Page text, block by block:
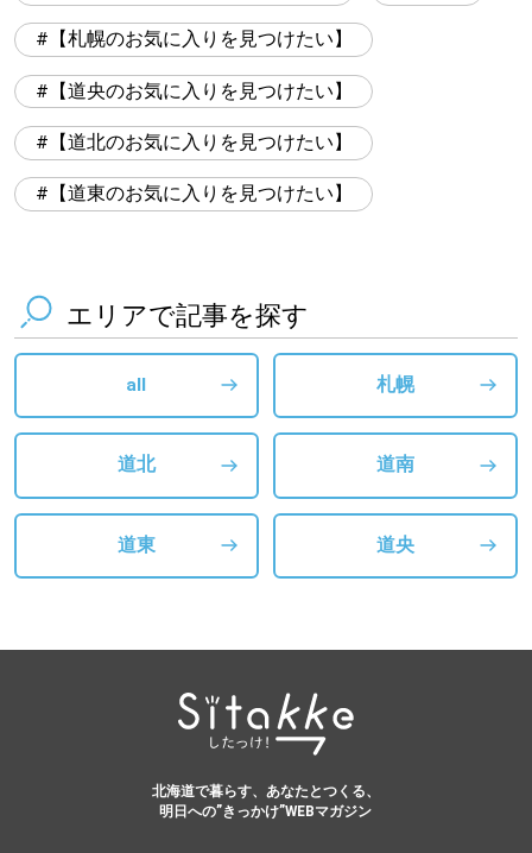
【札幌のお気に入りを見つけたい】
【道央のお気に入りを見つけたい】
【道北のお気に入りを見つけたい】
【道東のお気に入りを見つけたい】
エリアで記事を探す
all 札幌
道北 道南
道東 道央
北海道で暮らす、あなたとつくる、
明日への”きっかけ”WEBマガジン